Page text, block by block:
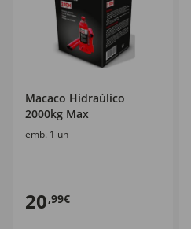
Macaco Hidraúlico
2000kg Max
emb. 1 un
20,99€